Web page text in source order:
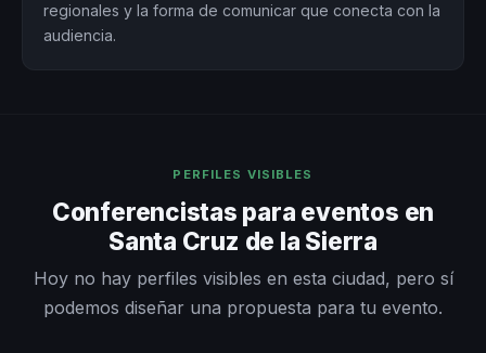
regionales y la forma de comunicar que conecta con la
audiencia.
PERFILES VISIBLES
Conferencistas para eventos en
Santa Cruz de la Sierra
Hoy no hay perfiles visibles en esta ciudad, pero sí
podemos diseñar una propuesta para tu evento.